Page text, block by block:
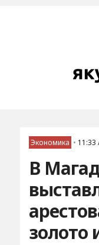
Экономика • 11:33
В
золото